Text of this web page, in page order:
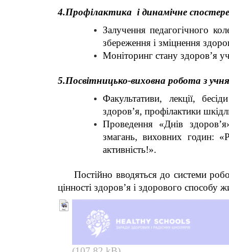
4.Профілактика і динамічне
Залучення педагогічного
збереження і зміцнення
Моніторинг стану здоров’я
5.Посвітницько-виховна робота з
Факультативи, лекції,
здоров’я, профілактики
Проведення «Днів
змагань, виховних годин:
активність!».
Постійно вводяться до системи
цінності здоров’я і здорового способу